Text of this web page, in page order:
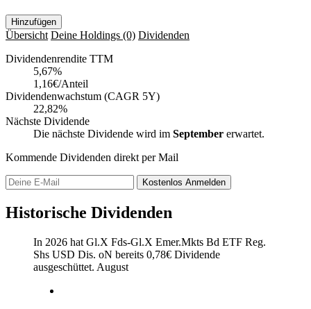
Hinzufügen
Übersicht Deine Holdings (0) Dividenden
Dividendenrendite TTM
5,67%
1,16€/Anteil
Dividendenwachstum (CAGR 5Y)
22,82%
Nächste Dividende
Die nächste Dividende wird im September erwartet.
Kommende Dividenden direkt per Mail
Kostenlos Anmelden
Historische Dividenden
In 2026 hat Gl.X Fds-Gl.X Emer.Mkts Bd ETF Reg.
Shs USD Dis. oN bereits 0,78€ Dividende
ausgeschüttet. August